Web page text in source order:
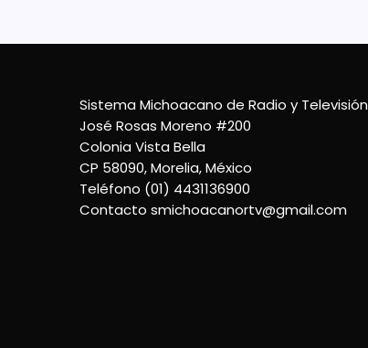
Sistema Michoacano de Radio y Televisión
José Rosas Moreno #200
Colonia Vista Bella
CP 58090, Morelia, México
Teléfono (01) 4431136900
Contacto smichoacanortv@gmail.com